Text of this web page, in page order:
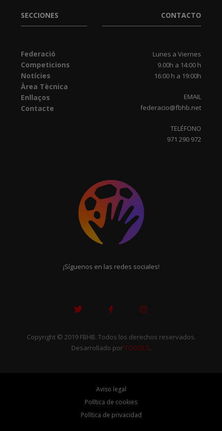
SECCIONES
Federació
Competicions
Notícies
Àrea Tècnica
Enllaços
Contacte
CONTACTO
Lunes a Viernes
9.00h a 14:00 h
16:00 h a 19:00h
EMAIL
federacio@fbhb.net
TELÉFONO
971 290 972
¡Síguenos en las redes sociales!
Copyright © 2019 FBHB. Todos los derechos reservados.
Desarrollado porTOOOLS.
Aviso legal
Política de cookies
Política de privacidad